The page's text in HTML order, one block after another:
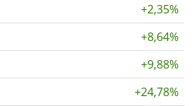
+2,35%
+8,64%
+9,88%
+24,78%